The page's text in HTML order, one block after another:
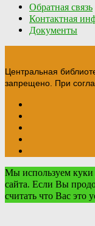
Обратная связь
Контактная
Документы
Центральная
запрещено. При
Мы используем куки
сайта. Если Вы
считать что Вас это